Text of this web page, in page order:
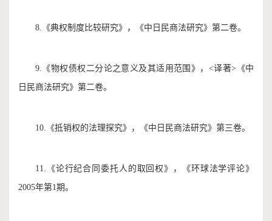
8.《典权制度比较研究》，《中日民商法研究》第二卷。
9.《物权债权二分论之意义及其适用范围》，<译著>《中
日民商法研究》第二卷。
10.《抵销权的法理探究》，《中日民商法研究》第三卷。
11.《论行纪合同委托人的取回权》，《环球法学评论》
2005年第1期。